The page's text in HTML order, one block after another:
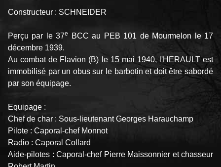
Constructeur : SCHNEIDER
Perçu par le 37e
BCC au PEB 101 de Mourmelon le 17
décembre 1939.
Au combat de Flavion (B) le 15 mai 1940, l'HERAULT est
immobilisé par un obus sur le barbotin et doit être sabordé
par son équipage.
Equipage :
Chef de char : Sous-lieutenant Georges Harauchamp
Pilote : Caporal-chef Monnot
Radio : Caporal Collard
Aide-pilotes : Caporal-chef Pierre Maissonnier et chasseur